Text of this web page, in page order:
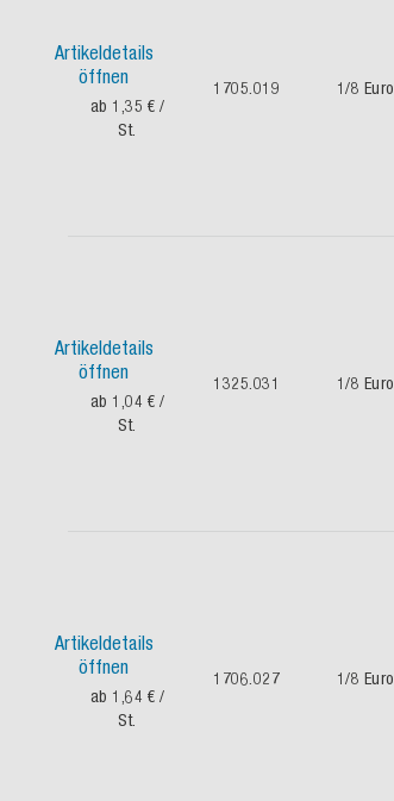
Artikeldetails
öffnen
ab 1,35 € /
St.
1705.019 1/8 Euro
Artikeldetails
öffnen
ab 1,04 € /
St.
1325.031 1/8 Euro
Artikeldetails
öffnen
ab 1,64 € /
St.
1706.027 1/8 Euro